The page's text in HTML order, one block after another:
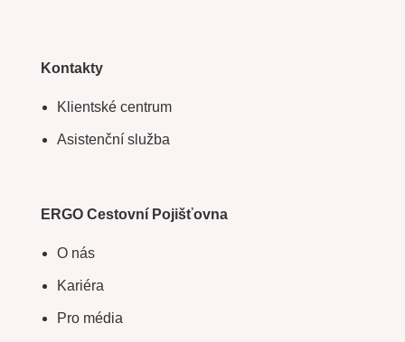
Kontakty
Klientské centrum
Asistenční služba
ERGO Cestovní Pojišťovna
O nás
Kariéra
Pro média